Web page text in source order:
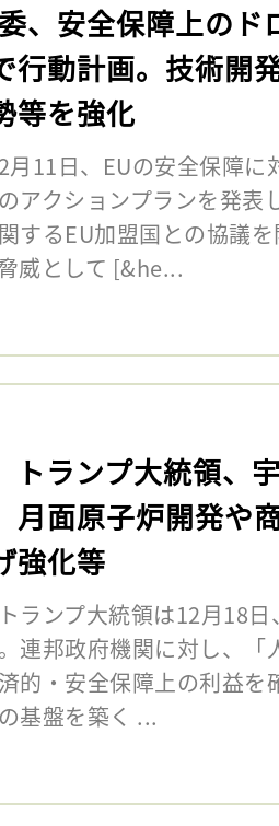
委、安全保障上のド
行動計画。技術開
等を強化
11日、EUの安全保障に
アクションプランを発表
するEU加盟国との協議
威として [&he...
トランプ大統領、
月面原子炉開発や
強化等
ランプ大統領は12月18
連邦政府機関に対し、「
的・安全保障上の利益
基盤を築く ...